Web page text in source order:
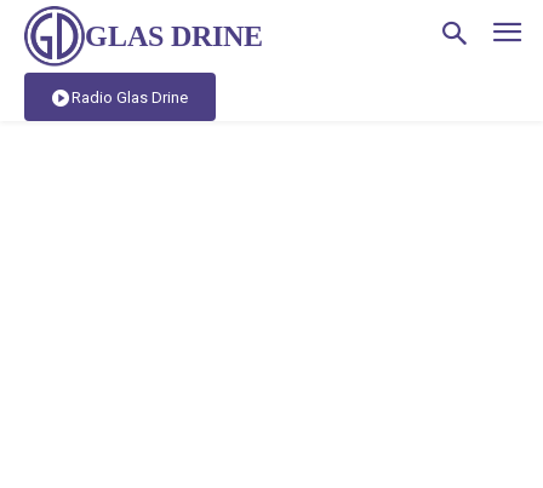
GLAS DRINE
Radio Glas Drine